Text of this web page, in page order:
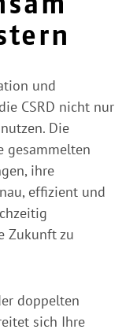
und
CSRD nicht nur
Die
gesammelten
ihre
effizient und
Zukunft zu
doppelten
sich Ihre